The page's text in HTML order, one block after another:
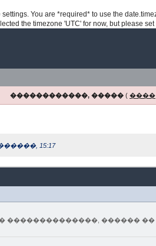
You are *required* to use the
the timezone 'UTC' for now, but please
������������, ����� ( ����
15:17
��������������, ������ ��